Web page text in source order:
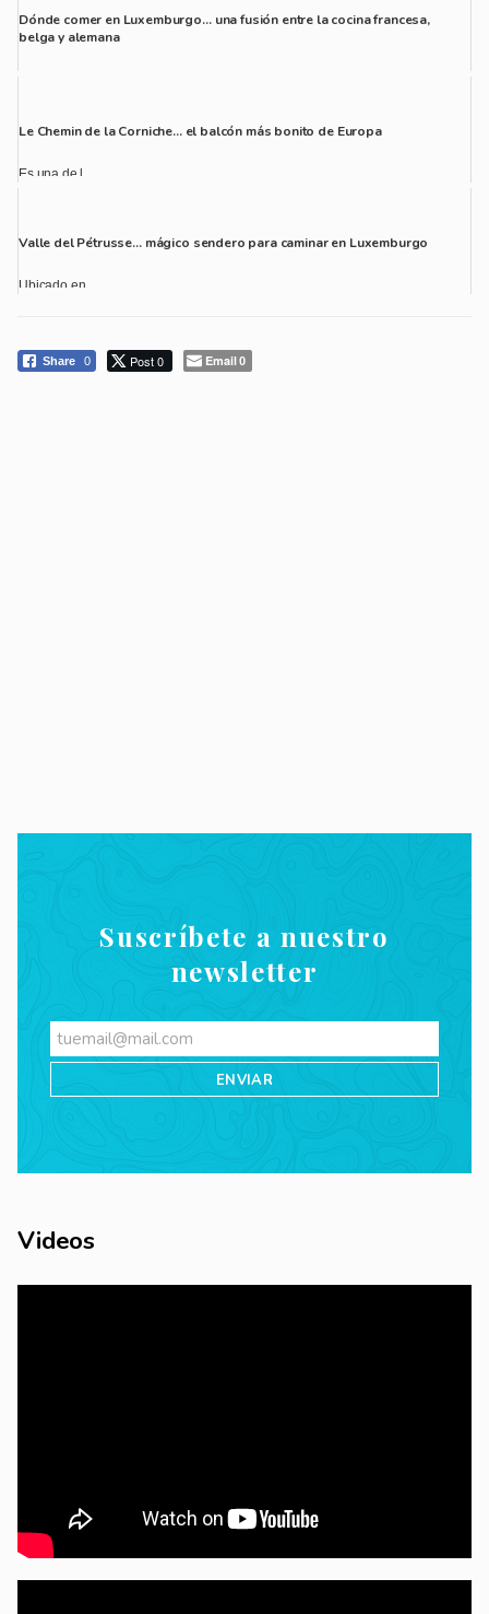
Dónde comer en Luxemburgo… una fusión entre la cocina francesa,
belga y alemana
Le Chemin de la Corniche... el balcón más bonito de Europa
Es una de l...
Valle del Pétrusse… mágico sendero para caminar en Luxemburgo
Ubicado en ...
Share 0 Post 0 Email0
Suscríbete a nuestro
newsletter
Videos